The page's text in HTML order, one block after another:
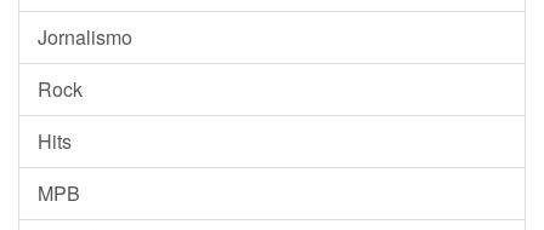
Jornalismo
Rock
Hits
MPB